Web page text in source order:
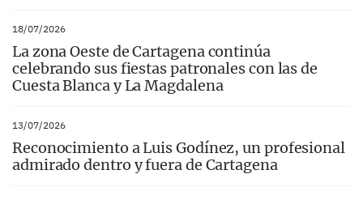
18/07/2026
La zona Oeste de Cartagena continúa
celebrando sus fiestas patronales con las de
Cuesta Blanca y La Magdalena
13/07/2026
Reconocimiento a Luis Godínez, un profesional
admirado dentro y fuera de Cartagena